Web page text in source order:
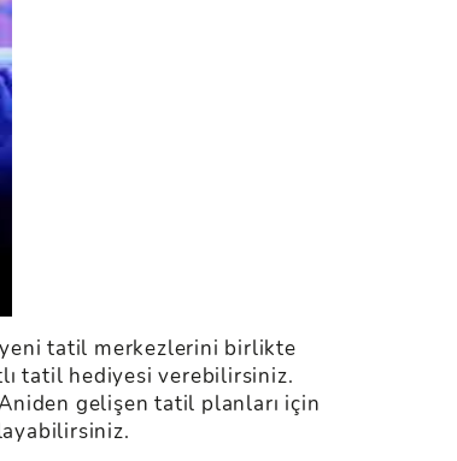
tatil merkezlerini birlikte
tatil hediyesi verebilirsiniz.
gelişen tatil planları için